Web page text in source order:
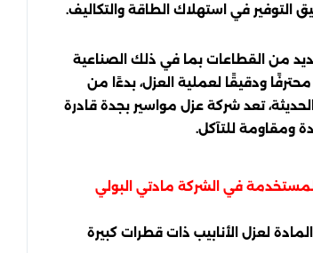
في استهلاك الطاقة والتكاليف.
من القطاعات بما في ذلك الصناعية
ودقيقًا لعملية العزل، بدءًا من
تعد شركة عزل مواسير بجدة قادرة
ومقاومة للتآكل.
في الشركة مادتي البولي
لعزل الأنابيب ذات قطرات كبيرة